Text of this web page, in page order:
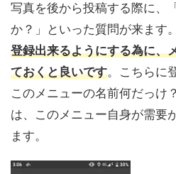
写真を後から投稿する際に、
か？」といった質問が来ます。
登録出来るようにする為に、
ておくと良いです。こちらに
このメニューの名前何だっけ
は、このメニュー自身が需要
ます。